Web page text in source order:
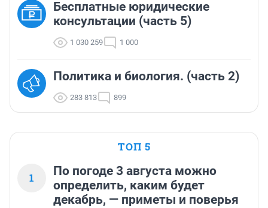
Бесплатные юридические
консультации (часть 5)
1 030 259 1 000
Политика и биология. (часть 2)
283 813 899
ТОП 5
1
По погоде 3 августа можно
определить, каким будет
декабрь, — приметы и поверья